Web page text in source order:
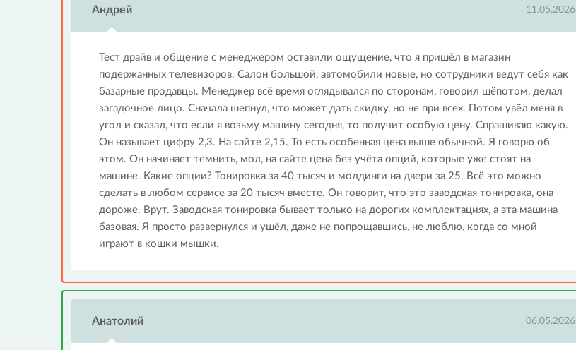
Андрей 11.05.2026
Тест драйв и общение с менеджером оставили ощущение, что я пришёл в магазин
подержанных телевизоров. Салон большой, автомобили новые, но сотрудники ведут себя как
базарные продавцы. Менеджер всё время оглядывался по сторонам, говорил шёпотом, делал
загадочное лицо. Сначала шепнул, что может дать скидку, но не при всех. Потом увёл меня в
угол и сказал, что если я возьму машину сегодня, то получит особую цену. Спрашиваю какую.
Он называет цифру 2,3. На сайте 2,15. То есть особенная цена выше обычной. Я говорю об
этом. Он начинает темнить, мол, на сайте цена без учёта опций, которые уже стоят на
машине. Какие опции? Тонировка за 40 тысяч и молдинги на двери за 25. Всё это можно
сделать в любом сервисе за 20 тысяч вместе. Он говорит, что это заводская тонировка, она
дороже. Врут. Заводская тонировка бывает только на дорогих комплектациях, а эта машина
базовая. Я просто развернулся и ушёл, даже не попрощавшись, не люблю, когда со мной
играют в кошки мышки.
Анатолий 06.05.2026